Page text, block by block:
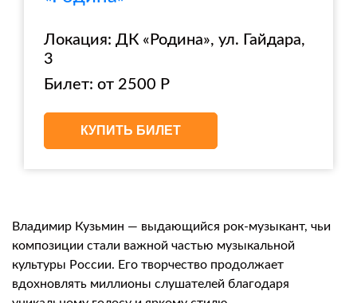
Локация: ДК «Родина», ул. Гайдара,
3
Билет: от 2500 Р
КУПИТЬ БИЛЕТ
Владимир Кузьмин — выдающийся рок-музыкант, чьи
композиции стали важной частью музыкальной
культуры России. Его творчество продолжает
вдохновлять миллионы слушателей благодаря